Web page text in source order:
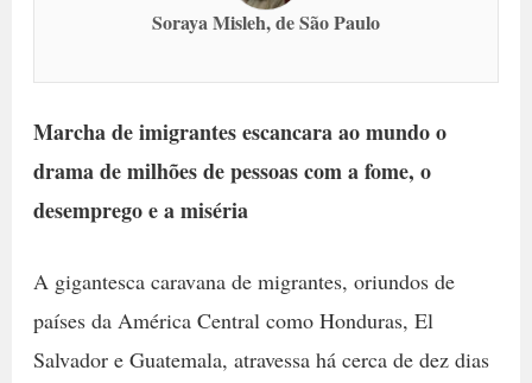
Soraya Misleh, de São Paulo
Marcha de imigrantes escancara ao mundo o
drama de milhões de pessoas com a fome, o
desemprego e a miséria
A gigantesca caravana de migrantes, oriundos de
países da América Central como Honduras, El
Salvador e Guatemala, atravessa há cerca de dez dias